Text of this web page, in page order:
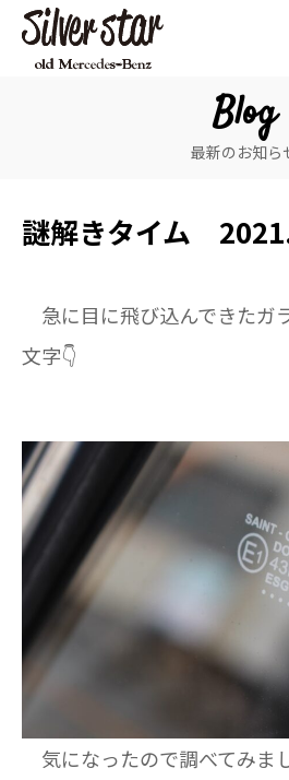
Blog
最新のお知ら
謎解きタイム
急に目に飛び込んできたガ
文字👇
気になったので調べてみま